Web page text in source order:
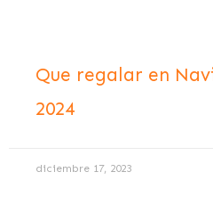
Que regalar en
2024
diciembre 17, 2023